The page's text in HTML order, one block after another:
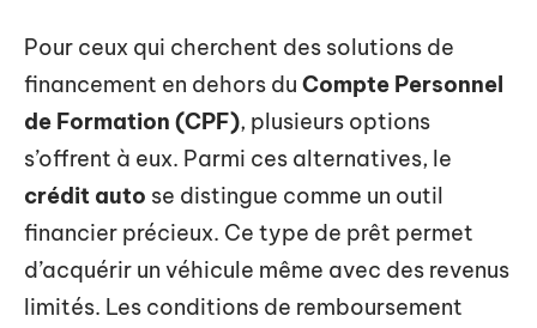
Pour ceux qui cherchent des solutions de
financement en dehors du Compte Personnel
de Formation (CPF), plusieurs options
s’offrent à eux. Parmi ces alternatives, le
crédit auto se distingue comme un outil
financier précieux. Ce type de prêt permet
d’acquérir un véhicule même avec des revenus
limités. Les conditions de remboursement